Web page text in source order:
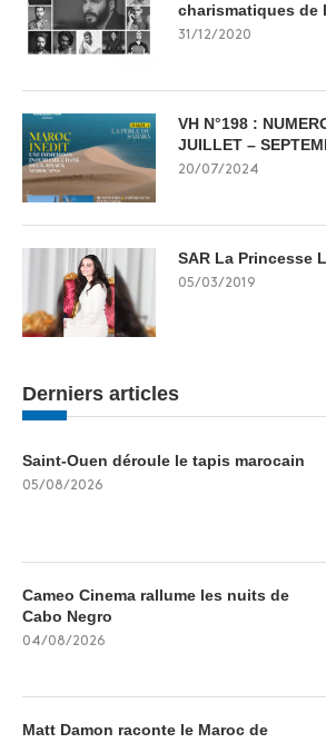
charismatiques de
31/12/2020
VH N°198 :
JUILLET –
20/07/2024
SAR La Princesse
05/03/2019
Derniers articles
Saint-Ouen déroule le tapis marocain
05/08/2026
Cameo Cinema rallume les nuits de
Cabo Negro
04/08/2026
Matt Damon raconte le Maroc de